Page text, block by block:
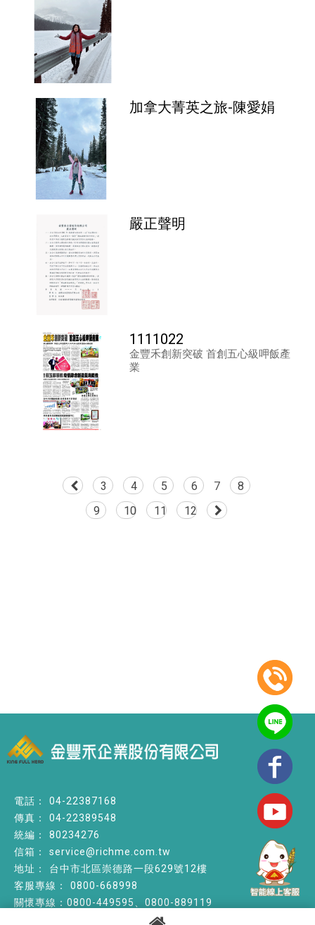
加拿大菁英之旅-陳愛娟
嚴正聲明
1111022
金豐禾創新突破 首創五心級呷飯產
業
3 4 5 6 7
8
9
10 11 12
04-22387168
04-22389548
80234276
service@richme.com.tw
台中市北區崇德路一段629號12樓
0800-668998
關懷專線：0800-449595、0800-889119